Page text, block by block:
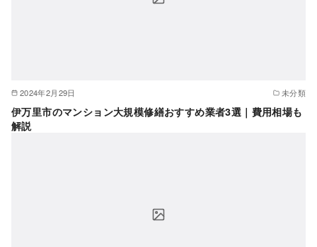
2024年2月29日 未分類
伊万里市のマンション大規模修繕おすすめ業者3選｜費用相場も
解説